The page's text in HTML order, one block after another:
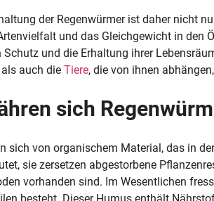
der Regenwürmer ist daher nicht
und das Gleichgewicht in den
Schutz und die Erhaltung ihrer
auch die Tiere, die von ihnen
sich
sich von organischem Material, das in
sie zersetzen abgestorbene
vorhanden sind. Im Wesentlichen
besteht. Dieser Humus enthält